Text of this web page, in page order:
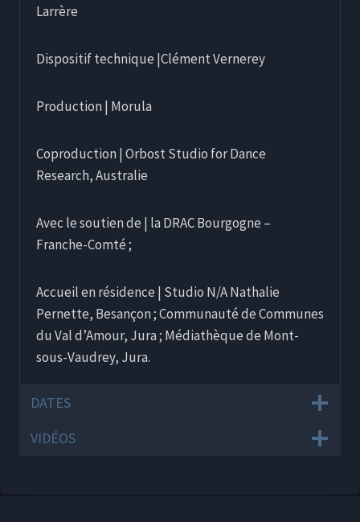
Larrère
Dispositif technique |Clément Vernerey
Production | Morula
Coproduction | Orbost Studio for Dance
Research, Australie
Avec le soutien de | la DRAC Bourgogne –
Franche-Comté ;
Accueil en résidence | Studio N/A Nathalie
Pernette, Besançon ; Communauté de Communes
du Val d’Amour, Jura ; Médiathèque de Mont-
sous-Vaudrey, Jura.
DATES
VIDÉOS